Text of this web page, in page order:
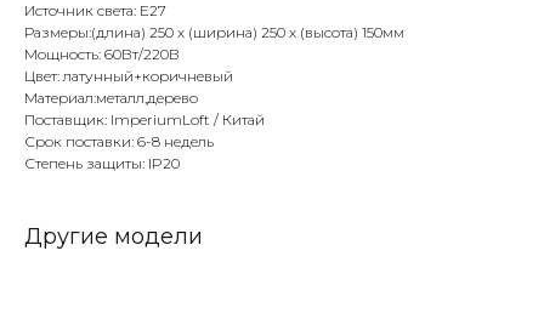
Источник света: Е27
Размеры:(длина) 250 х (ширина) 250 х (высота) 150мм
Мощность: 60Вт/220В
Цвет: латунный+коричневый
Материал:металл,дерево
Поставщик: ImperiumLoft / Китай
Срок поставки: 6-8 недель
Степень защиты: IP20
Другие модели